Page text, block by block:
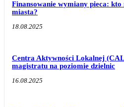
Finansowanie wymiany pieca: kto
miasta?
18.08.2025
Centra Aktywności Lokalnej
magistratu na poziomie dzielnic
16.08.2025